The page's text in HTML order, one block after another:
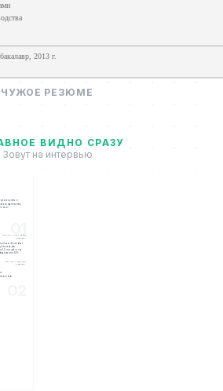
2013 г.
ЧУЖОЕ РЕЗЮМЕ
ВИДНО СРАЗУ
Зовут на интервью
учёта и
Апр 2021 — наст. время
5 лет 4 мес
(штат 45 человек)
без штрафов
1,5 млн руб. в год
на 40%
Сен 2017 — Мар 2021
взносов